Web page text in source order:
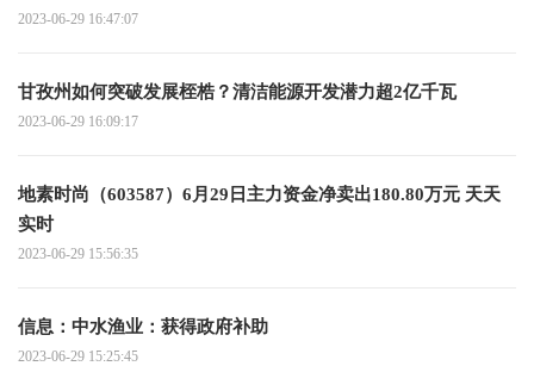
2023-06-29 16:47:07
甘孜州如何突破发展桎梏？清洁能源开发潜力超2亿千瓦
2023-06-29 16:09:17
地素时尚（603587）6月29日主力资金净卖出180.80万元 天天
实时
2023-06-29 15:56:35
信息：中水渔业：获得政府补助
2023-06-29 15:25:45